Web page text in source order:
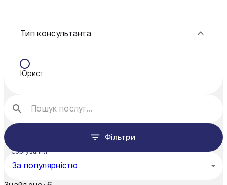
Краматорськ
Кривий Ріг
Нікополь
Тип консультанта
Юрист
Фільтри
Сортування
За популярністю